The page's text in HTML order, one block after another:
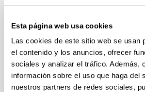
Esta página web usa cookies
Las cookies de este sitio web se usan
el contenido y los anuncios, ofrecer
sociales y analizar el tráfico. Además,
información sobre el uso que haga del
nuestros partners de redes sociales,
Noticias